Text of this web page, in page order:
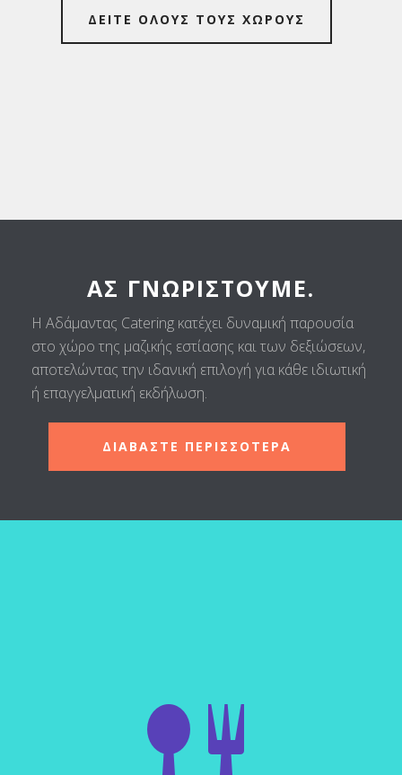
ΔΕΙΤΕ ΟΛΟΥΣ ΤΟΥΣ ΧΩΡΟΥΣ
ΑΣ ΓΝΩΡΙΣΤΟΎΜΕ.
Η Αδάμαντας Catering κατέχει δυναμική παρουσία
στο χώρο της μαζικής εστίασης και των δεξιώσεων,
αποτελώντας την ιδανική επιλογή για κάθε ιδιωτική
ή επαγγελματική εκδήλωση.
ΔΙΑΒΑΣΤΕ ΠΕΡΙΣΣΟΤΕΡΑ